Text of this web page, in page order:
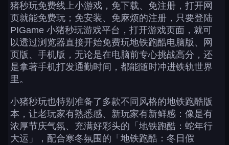
猪秒玩免费线上小游戏，免下载、免注册，打开网
页就能免费玩；免安装、免麻烦的注册，只要登陆
PIGame 小猪秒玩游戏平台，打开游戏页面，就可
以透过浏览器直接开始免费玩地铁跑酷电脑版、网
页版、手机版，无论是在电脑前专心挑战高分，还
是拿著手机打发通勤时间，都能随时冲进铁轨世界
里。
小猪秒玩也特别准备了多款不同风格的地铁跑酷版
本，让老玩家有熟悉感、新玩家有新鲜感：像是有
浓厚节庆气氛、充满好彩头的「地铁跑酷：蛇年行
大运」，配合寒冬氛围的「地铁跑酷：冬日假